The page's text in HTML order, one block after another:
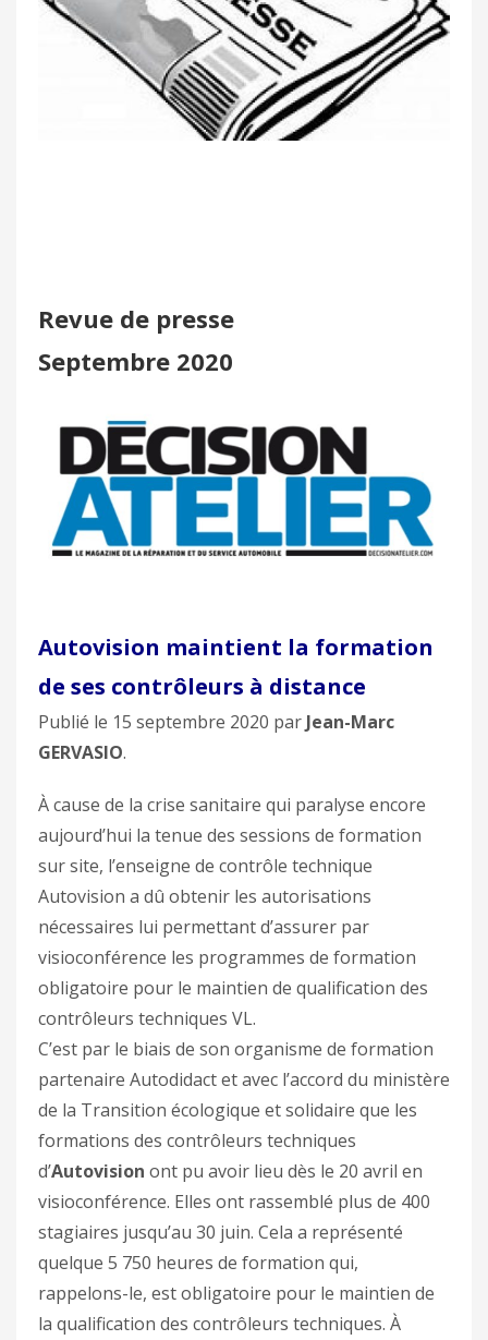
Revue de presse
Septembre 2020
Autovision maintient la formation
de ses contrôleurs à distance
Publié le 15 septembre 2020 par Jean-Marc
GERVASIO.
À cause de la crise sanitaire qui paralyse encore
aujourd’hui la tenue des sessions de formation
sur site, l’enseigne de contrôle technique
Autovision a dû obtenir les autorisations
nécessaires lui permettant d’assurer par
visioconférence les programmes de formation
obligatoire pour le maintien de qualification des
contrôleurs techniques VL.
C’est par le biais de son organisme de formation
partenaire Autodidact et avec l’accord du ministère
de la Transition écologique et solidaire que les
formations des contrôleurs techniques
d’Autovision ont pu avoir lieu dès le 20 avril en
visioconférence. Elles ont rassemblé plus de 400
stagiaires jusqu’au 30 juin. Cela a représenté
quelque 5 750 heures de formation qui,
rappelons-le, est obligatoire pour le maintien de
la qualification des contrôleurs techniques. À